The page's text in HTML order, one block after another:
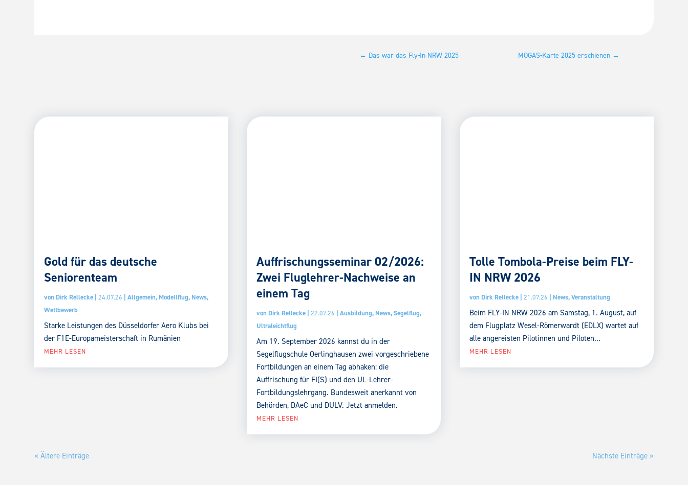
← Das war das Fly-In NRW 2025 MOGAS-Karte 2025 erschienen→
Gold für das deutsche
Seniorenteam
von Dirk Rellecke |24.07.26 |Allgemein, Modellflug, News,
Wettbewerb
Starke Leistungen des Düsseldorfer Aero Klubs bei
der F1E-Europameisterschaft in Rumänien
MEHR LESEN
Auffrischungsseminar 02/2026:
Zwei Fluglehrer-Nachweise an
einem Tag
von Dirk Rellecke |22.07.26 |Ausbildung, News,Segelflug,
Ultraleichtflug
Am 19. September 2026 kannst du in der
Segelflugschule Oerlinghausen zwei vorgeschriebene
Fortbildungen an einem Tag abhaken: die
Auffrischung für FI(S) und den UL-Lehrer-
Fortbildungslehrgang. Bundesweit anerkannt von
Behörden, DAeC und DULV. Jetzt anmelden.
MEHR LESEN
Tolle Tombola-Preise beim FLY-
IN NRW 2026
von Dirk Rellecke| 21.07.26 News,Veranstaltung
Beim FLY-IN NRW 2026 am Samstag, 1. August, auf
dem Flugplatz Wesel-Römerwardt (EDLX) wartet auf
alle angereisten Pilotinnen und Piloten...
MEHR LESEN
« Ältere Einträge Nächste Einträge »